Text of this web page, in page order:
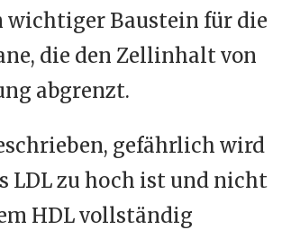
wichtiger Baustein für die
die den Zellinhalt von
abgrenzt.
gefährlich wird
LDL zu hoch ist und nicht
HDL vollständig